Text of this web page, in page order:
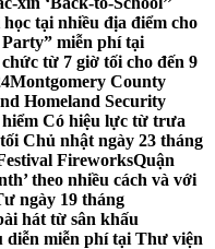
tại nhiều địa điểm cho
miễn phí tại
từ 7 giờ tối cho đến 9
Montgomery County
Homeland Security
Có hiệu lực từ trưa
Chủ nhật ngày 23 tháng
FireworksQuận
theo nhiều cách và với
ngày 19 tháng
hát từ sân khấu
diễn miễn phí tại Thư viện